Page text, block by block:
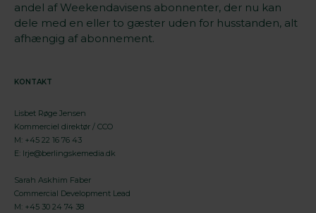
KONTAKT
Lisbet Røge Jensen
Kommerciel direktør / CCO
M: +45 22 16 76 43
E: lrje@berlingskemedia.dk
Sarah Askhim Faber
Commercial Development Lead
M: +45 30 24 74 38
andel af Weekendavisens abonnenter, der nu kan
dele med en eller to gæster uden for husstanden, alt
afhængig af abonnement.